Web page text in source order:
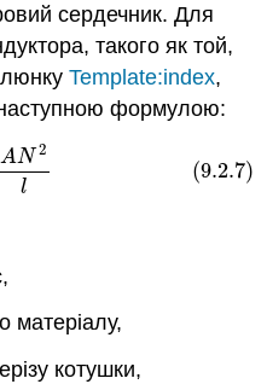
сердечник. Для
такого як той,
Template:index,
наступною формулою:
AN 2
l
(9.2.7)
=μAN
матеріалу,
котушки,